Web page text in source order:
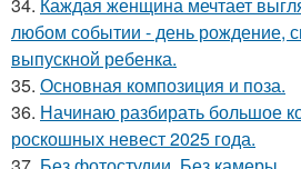
любом событии - день рождение,
выпускной ребенка.
35. Основная композиция и поза.
36. Начинаю разбирать большое
роскошных невест 2025 года.